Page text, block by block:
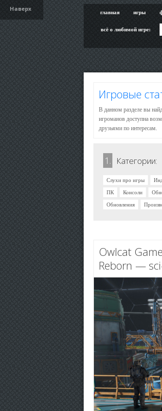
главная игры
всё о любимой игре:
Игровые
В данном разделе вы
игроманов доступна
друзьями по интересам.
1. Категории:
Слухи про игры
ПК Консоли
Обновления
Owlcat
Reborn —
Наверх